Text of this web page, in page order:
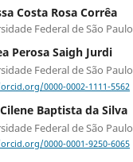
Costa Rosa Corrêa
Federal de São Paulo
Perosa Saigh Jurdi
Federal de São Paulo
0000-0002-1111-5562
Baptista da Silva
Federal de São Paulo
0000-0001-9250-6065